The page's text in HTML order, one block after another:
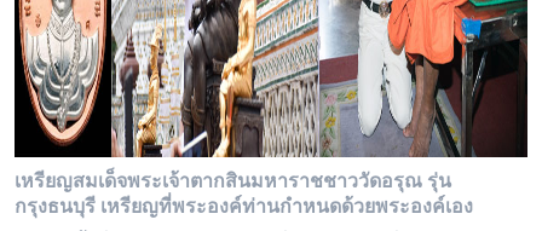
เหรียญสมเด็จพระเจ้าตากสินมหาราชชาววัดอรุณ รุ่น
กรุงธนบุรี เหรียญที่พระองค์ท่านกำหนดด้วยพระองค์เอง